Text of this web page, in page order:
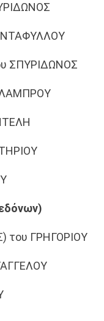
ΣΠΥΡΙΔΩΝΟΣ
του ΓΡΗΓΟΡΙΟΥ